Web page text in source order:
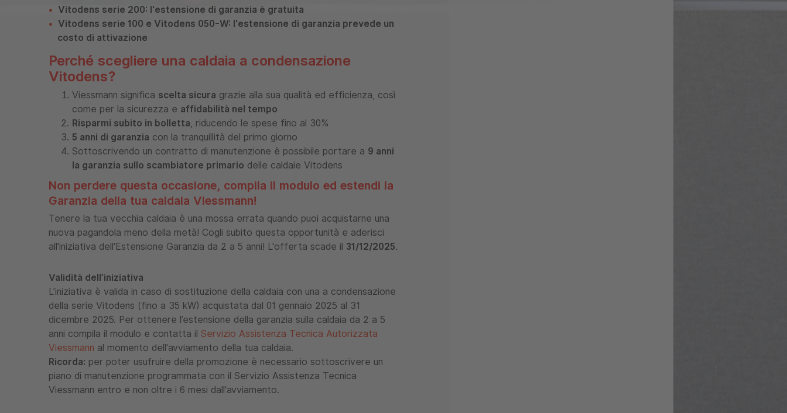
Vitodens serie 200: l'estensione di garanzia è gratuita
Vitodens serie 100 e Vitodens 050-W: l'estensione di garanzia prevede un
costo di attivazione
Perché scegliere una caldaia a condensazione
Vitodens?
Viessmann significa scelta sicura grazie alla sua qualità ed efficienza, così
come per la sicurezza e affidabilità nel tempo
Risparmi subito in bolletta, riducendo le spese fino al 30%
5 anni di garanzia con la tranquillità del primo giorno
Sottoscrivendo un contratto di manutenzione è possibile portare a 9 anni
la garanzia sullo scambiatore primario delle caldaie Vitodens
Non perdere questa occasione, compila il modulo ed estendi la
Garanzia della tua caldaia Viessmann!
Tenere la tua vecchia caldaia è una mossa errata quando puoi acquistarne una
nuova pagandola meno della metà! Cogli subito questa opportunità e aderisci
all'iniziativa dell'Estensione Garanzia da 2 a 5 anni! L'offerta scade il 31/12/2025.
Validità dell’iniziativa
L'iniziativa è valida in caso di sostituzione della caldaia con una a condensazione
della serie Vitodens (fino a 35 kW) acquistata dal 01 gennaio 2025 al 31
dicembre 2025. Per ottenere l’estensione della garanzia sulla caldaia da 2 a 5
anni compila il modulo e contatta ilServizio Assistenza Tecnica Autorizzata
Viessmann al momento dell'avviamento della tua caldaia.
Ricorda: per poter usufruire della promozione è necessario sottoscrivere un
piano di manutenzione programmata con il Servizio Assistenza Tecnica
Viessmann entro e non oltre i 6 mesi dall'avviamento.